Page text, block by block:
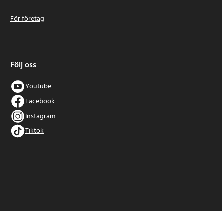
För företag
Följ oss
Youtube
Facebook
Instagram
Tiktok